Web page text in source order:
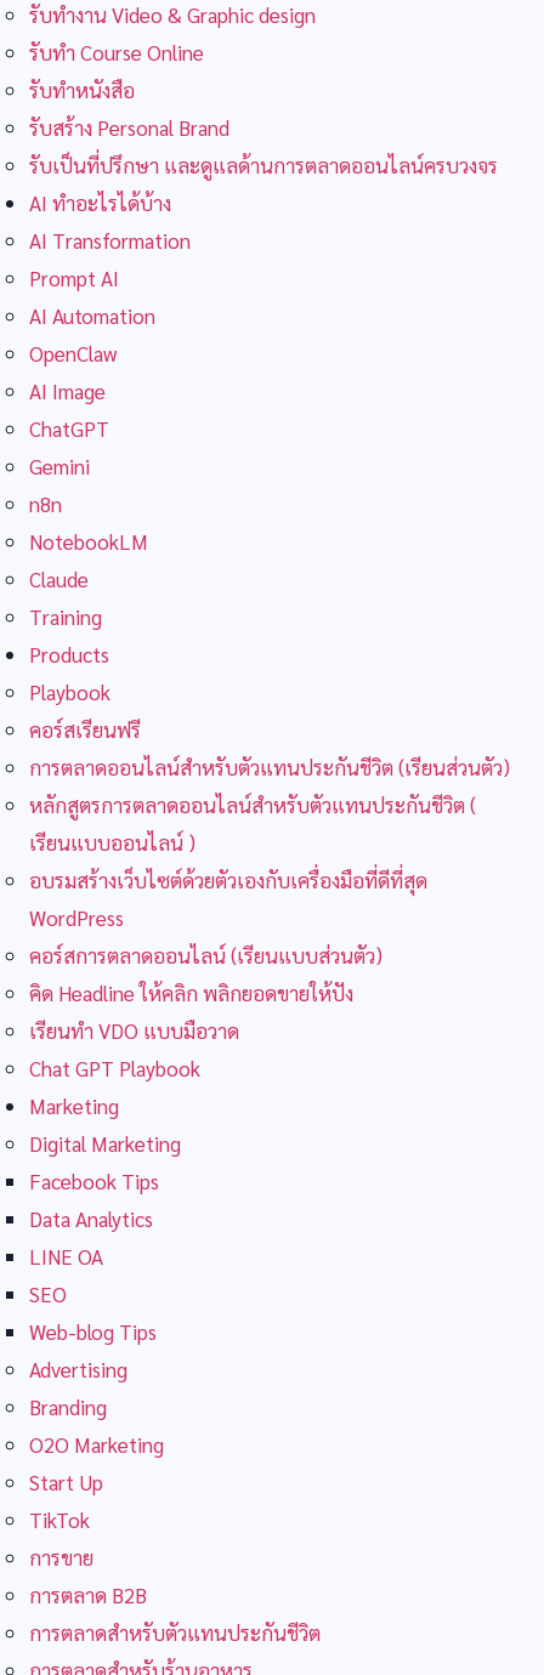
รับทำงาน Video & Graphic design
รับทำ Course Online
รับทำหนังสือ
รับสร้าง Personal Brand
รับเป็นที่ปรึกษา และดูแลด้านการตลาดออนไลน์ครบวงจร
AI ทำอะไรได้บ้าง
AI Transformation
Prompt AI
AI Automation
OpenClaw
AI Image
ChatGPT
Gemini
n8n
NotebookLM
Claude
Training
Products
Playbook
คอร์สเรียนฟรี
การตลาดออนไลน์สำหรับตัวแทนประกันชีวิต (เรียนส่วนตัว)
หลักสูตรการตลาดออนไลน์สำหรับตัวแทนประกันชีวิต (
เรียนแบบออนไลน์ )
อบรมสร้างเว็บไซต์ด้วยตัวเองกับเครื่องมือที่ดีที่สุด
WordPress
คอร์สการตลาดออนไลน์ (เรียนแบบส่วนตัว)
คิด Headline ให้คลิก พลิกยอดขายให้ปัง
เรียนทำ VDO แบบมือวาด
Chat GPT Playbook
Marketing
Digital Marketing
Facebook Tips
Data Analytics
LINE OA
SEO
Web-blog Tips
Advertising
Branding
O2O Marketing
Start Up
TikTok
การขาย
การตลาด B2B
การตลาดสำหรับตัวแทนประกันชีวิต